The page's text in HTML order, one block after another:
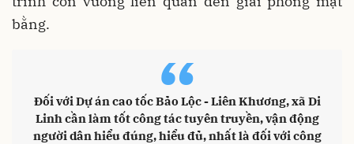
bằng.
“
Đối với Dự án cao tốc Bảo Lộc - Liên Khương, xã Di
Linh cần làm tốt công tác tuyên truyền, vận động
người dân hiểu đúng, hiểu đủ, nhất là đối với công